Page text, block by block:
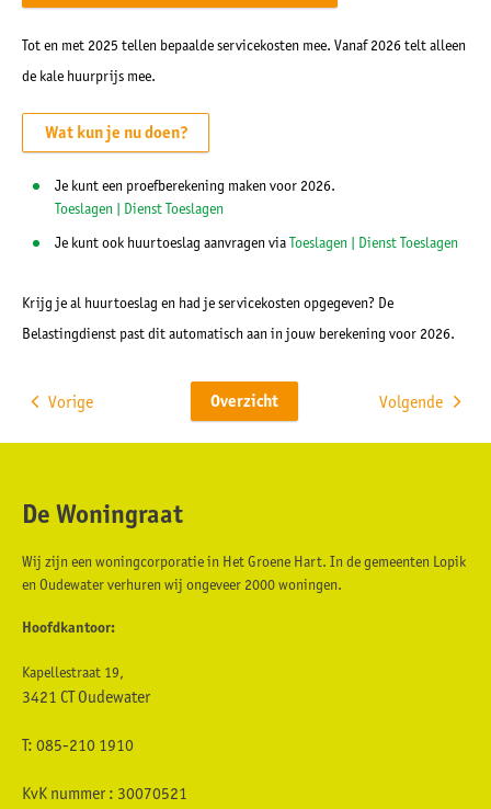
Tot en met 2025 tellen bepaalde servicekosten mee. Vanaf2026 telt alleen
de kale huurprijs mee.
Wat kun je nu doen?
Je kunt een proefberekening maken voor 2026.
Toeslagen | Dienst Toeslagen
Je kunt ook huurtoeslag aanvragen viaToeslagen | Dienst Toeslagen
Krijg je al huurtoeslag en had je servicekosten opgegeven? De
Belastingdienst past dit automatisch aan in jouw berekening voor 2026.
Volgende
Overzicht
Vorige
Contactinformatie
De Woningraat
Wij zijn een woningcorporatie in Het Groene Hart. In de gemeenten Lopik
en Oudewater verhuren wij ongeveer 2000 woningen.
Hoofdkantoor:
Kapellestraat 19,
3421 CT Oudewater
T: 085-210 1910
KvK nummer : 30070521